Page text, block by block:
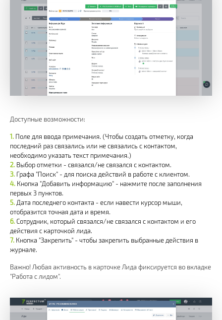
Доступные возможности:
Поле для ввода примечания. (Чтобы создать отметку, когда
последний раз связались или не связались с контактом,
необходимо указать текст примечания.)
Выбор отметки - связался/не связался с контактом.
Графа "Поиск" - для поиска действий в работе с клиентом.
Кнопка "Добавить информацию" - нажмите после заполнения
первых 3 пунктов.
Дата последнего контакта - если навести курсор мыши,
отобразится точная дата и время.
Сотрудник, который связался/не связался с контактом и его
действия с карточкой лида.
Кнопка "Закрепить" - чтобы закрепить выбранные действия в
журнале.
Важно! Любая активность в карточке Лида фиксируется во вкладке
"Работа с лидом".